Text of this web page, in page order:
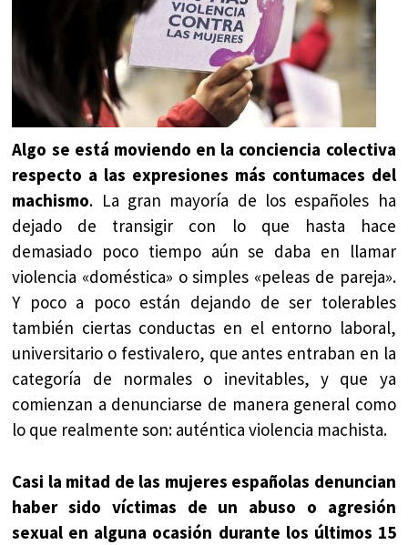
Algo se está moviendo en la conciencia colectiva
respecto a las expresiones más contumaces del
machismo. La gran mayoría de los españoles ha
dejado de transigir con lo que hasta hace
demasiado poco tiempo aún se daba en llamar
violencia «doméstica» o simples «peleas de pareja».
Y poco a poco están dejando de ser tolerables
también ciertas conductas en el entorno laboral,
universitario o festivalero, que antes entraban en la
categoría de normales o inevitables, y que ya
comienzan a denunciarse de manera general como
lo que realmente son: auténtica violencia machista.
Casi la mitad de las mujeres españolas denuncian
haber sido víctimas de un abuso o agresión
sexual en alguna ocasión durante los últimos 15